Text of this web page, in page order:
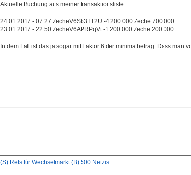
Aktuelle Buchung aus meiner transaktionsliste
24.01.2017 - 07:27 ZecheV6Sb3TT2U -4.200.000 Zeche 700.000
23.01.2017 - 22:50 ZecheV6APRPqVt -1.200.000 Zeche 200.000
In dem Fall ist das ja sogar mit Faktor 6 der minimalbetrag. Dass man
(S) Refs für Wechselmarkt (B) 500 Netzis